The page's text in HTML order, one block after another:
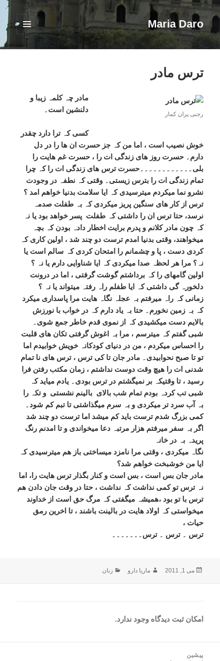
Maria Daro
فهرست
ابزارک‌ها
ترس مادر
رجنی پران کمار
مادر چہ کلمہ زیبا و
دلنشین است۔
کسی کہ ترا دارد چقدر
خوش نصیب است ، اما من کہ جز حسرت ان ھا را در دل
دارم۔ حسرت روز ھای زندگی ات را ، حسرت غم ھایت را
بلی۔۔۔۔۔۔۔۔۔۔۔۔حسرت ترس ھای زندگی ات را کہ چرا
تمام زندگی ات را بترس زیستی۔ وقتی کہ نطفہ در وجودت
نشرو نما میکردم میترسیدی کہ ایا سلامت بدنیا خواھم امد ؟
ترس از کار ھای سنگین پریز میکردی کہ بہ طفلت صدمہ
نرسد، حتا ترس ان را داشتی کہ طفلت پسر خواھد بود یا نہ
کہ چون مادر کلانم و پدرم برایت اخطار دادہ بودن کہ بچہ
میخواھند، وقتی بدنیا امدم ترست دو چند شد ، اولین کاری کہ
کردی دست ، پا و چشمانم را امتحان کردی کہ سالم است یا
نہ؟ مرا ھر لحظہ صدا میکردی کہ ایا شناوایی دارم یا نہ ؟
اولین گامھای را کہ برداشتم گوشت گرفتی ، اما در درونت
دلخورہ گی داشتی کہ ایا طفلم راہ رفتہ میتواند یا نہ ؟
زمانی کہ راہ میرفتم بہ عجلہ نگاہ ھایت مرا پاسداری میکرد
کہ بہ زمین نخورم۔ حتا بہ یاد دارم کہ در خواب با نورزش
بالایم دست میکشیدی کہ از نموی قدم خاطر جمع شوی۔
شبی گفتم کہ میترسم ، مرا بہ اغوش گرفتی تکان ھای قلبت
را احساس میکردم ، من در دنیای کودکانہ خویش خوابیدم اما
تو تا صبح نحوابیدی۔ مادر جان تا کی ترس ، ترس ھای نا تمام
شدنی ات را ھیچ وقت دوست نداشتم ، زمان مکتب رفتن فرا
رسید ، تا وقتیکہ بر نمیگشتم در ترس بودی۔ یادم میاید کہ
شبی تب کردہ بودم تمام شب بالای بالینم نشستی و تکہ را
بہ آب سرد تر میکردی و بہ سرم میگذاشتی تا تبم کم شود۔
کمی بزرگ شدم ترست باید کم میشد اما ترست دو چند شد
اگر بہ سفر میرفتم ھزار مرتبہ دعا میخواندی و تا امدنم رنگ
پریدہ بہ در خانہ
نگاہ میکردی ، وقتی مرا نامزد میساختی باز ھم میترسیدی کہ
ایا من خوشبخت خواھم شد؟
مادر جان بس است ، بس است و کنار بگذار ترس ھایت را، اما
نہ ترس تو کمی نداشت کہ نداشت ، حتا در وقت جان دادن ھم
ترس با تو بود ،ھمیشہ میگفتی کہ مرگ حق است از خداوند
میخواستی کہ اولاد ھایت در بالینت باشند ، تا اخرین رمق
حیات ،
ترس ۔ ترس ۔ ترس۔۔۔۔۔۔۔
ارسال
می 1, 2011 نویسنده
ماریا دارو دسته‌ها
زنان
امکان ثبت دیدگاه وجود ندارد.
پیشین